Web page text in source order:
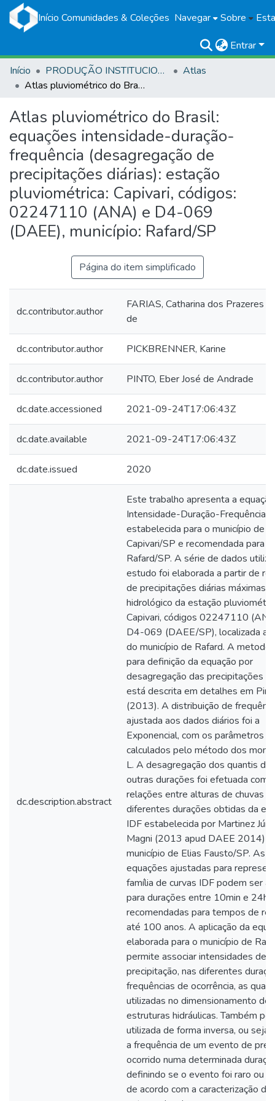
Início Comunidades & Coleções Navegar Sobre
Entrar
Início
PRODUÇÃO INSTITUCIONAL
Atlas
Atlas pluviométrico do Brasil: equações intensidade-duração-frequência (desagregação de precipitações diárias): estação pluviométrica: Capivari, códigos: 02247110 (ANA) e D4-069 (DAEE), município: Rafard/SP
Atlas pluviométrico do Brasil:
equações intensidade-duração-
frequência (desagregação de
precipitações diárias): estação
pluviométrica: Capivari, códigos:
02247110 (ANA) e D4-069
(DAEE), município: Rafard/SP
Página do item simplificado
dc.contributor.author
FARIAS, Catharina dos Prazeres
de
dc.contributor.author PICKBRENNER, Karine
dc.contributor.author PINTO, Eber José de Andrade
dc.date.accessioned 2021-09-24T17:06:43Z
dc.date.available 2021-09-24T17:06:43Z
dc.date.issued 2020
dc.description.abstract
Este trabalho apresenta a equação
Intensidade-Duração-Frequência
estabelecida para o município de
Capivari/SP e recomendada para
Rafard/SP. A série de dados
estudo foi elaborada a partir de
de precipitações diárias máximas
hidrológico da estação
Capivari, códigos 02247110
D4-069 (DAEE/SP), localizada a
do município de Rafard. A
para definição da equação por
desagregação das precipitações
está descrita em detalhes em
(2013). A distribuição de
ajustada aos dados diários foi a
Exponencial, com os parâmetros
calculados pelo método dos
L. A desagregação dos quantis
outras durações foi efetuada com
relações entre alturas de chuvas
diferentes durações obtidas da
IDF estabelecida por Martinez
Magni (2013 apud DAEE 2014)
município de Elias Fausto/SP. As
equações ajustadas para
família de curvas IDF podem ser
para durações entre 10min e 24h
recomendadas para tempos de
até 100 anos. A aplicação da
elaborada para o município de
permite associar intensidades de
precipitação, nas diferentes
frequências de ocorrência, as
utilizadas no dimensionamento de
estruturas hidráulicas. Também
utilizada de forma inversa, ou seja,
a frequência de um evento de
ocorrido numa determinada
definindo se o evento foi raro ou
de acordo com a caracterização de